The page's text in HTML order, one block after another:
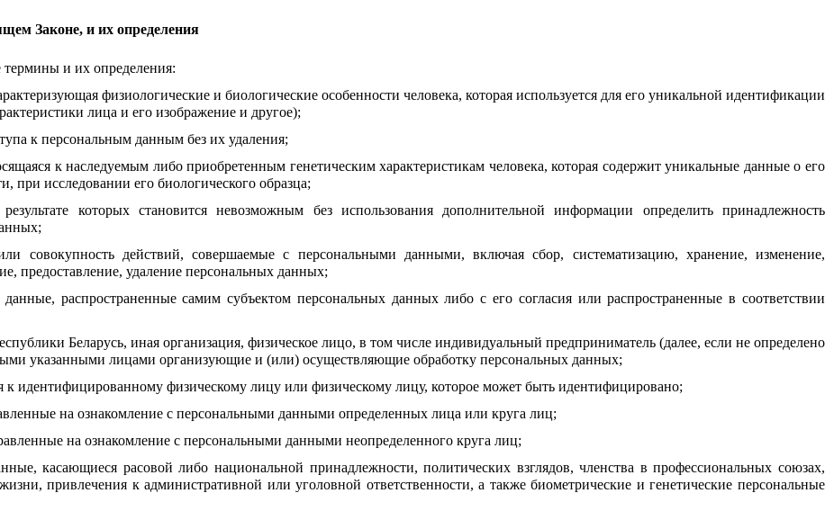
Законе, и их определения
и их определения:
физиологические и биологические особенности человека, которая используется для его уникальной идентификации
лица и его изображение и другое);
к персональным данным без их удаления;
к наследуемым либо приобретенным генетическим характеристикам человека, которая содержит уникальные данные о его
при исследовании его биологического образца;
которых становится невозможным без использования дополнительной информации определить принадлежность
совокупность действий, совершаемые с персональными данными, включая сбор, систематизацию, хранение, изменение,
предоставление, удаление персональных данных;
распространенные самим субъектом персональных данных либо с его согласия или распространенные в соответствии
Беларусь, иная организация, физическое лицо, в том числе индивидуальный предприниматель (далее, если не определено
указанными лицами организующие и (или) осуществляющие обработку персональных данных;
идентифицированному физическому лицу или физическому лицу, которое может быть идентифицировано;
на ознакомление с персональными данными определенных лица или круга лиц;
на ознакомление с персональными данными неопределенного круга лиц;
касающиеся расовой либо национальной принадлежности, политических взглядов, членства в профессиональных союзах,
привлечения к административной или уголовной ответственности, а также биометрические и генетические персональные